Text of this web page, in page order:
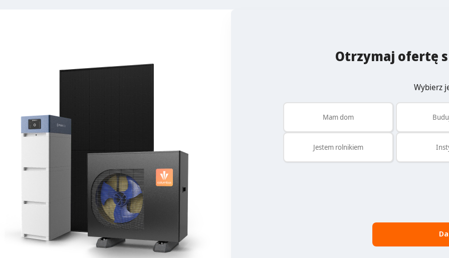
Otrzymaj ofertę
Wybierz
Mam dom
Jestem rolnikiem